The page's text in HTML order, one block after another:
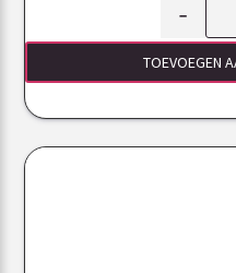
-
TOEVOEGEN